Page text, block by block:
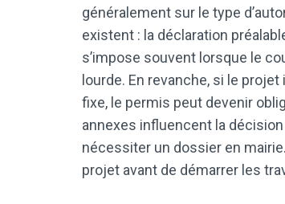
généralement sur le type
existent : la déclaration
s’impose souvent lorsque le
lourde. En revanche, si le
fixe, le permis peut devenir
annexes influencent la
nécessiter un dossier en
projet avant de démarrer les